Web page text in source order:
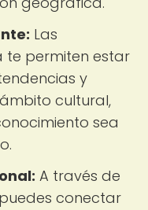
Las
te permiten estar
y
cultural,
sea
A través de
conectar